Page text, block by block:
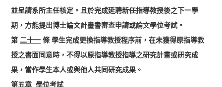
並呈請系所主任核定。且於完成延聘新任指導教授後之下一學
期，方能提出博士論文計畫書審查申請或論文學位考試。
第二十一 條 學生完成更換指導教授程序前，在未獲得原指導教
授之書面同意時，不得以原指導教授指導之研究計畫或研究成
果，當作學生本人或與他人共同研究成果。
第五章 學位考試